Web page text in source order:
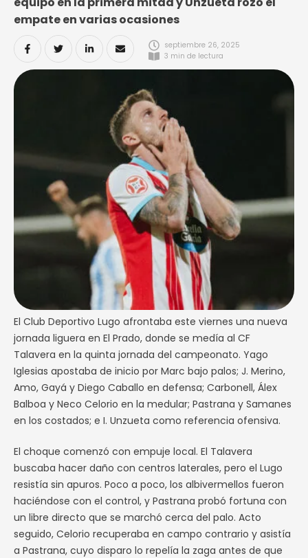
empate en varias ocasiones
septiembre 26, 2025
3 min de lectura
El Club Deportivo Lugo afrontaba este viernes una nueva
jornada liguera en El Prado, donde se medía al CF
Talavera en la quinta jornada del campeonato. Yago
Iglesias apostaba de inicio por Marc bajo palos; J. Merino,
Amo, Gayá y Diego Caballo en defensa; Carbonell, Álex
Balboa y Neco Celorio en la medular; Pastrana y Samanes
en los costados; e I. Unzueta como referencia ofensiva.
El choque comenzó con empuje local. El Talavera
buscaba hacer daño con centros laterales, pero el Lugo
resistía sin apuros. Poco a poco, los albivermellos fueron
haciéndose con el control, y Pastrana probó fortuna con
un libre directo que se marchó cerca del palo. Acto
seguido, Celorio recuperaba en campo contrario y asistía
a Pastrana, cuyo disparo lo repelía la zaga antes de que